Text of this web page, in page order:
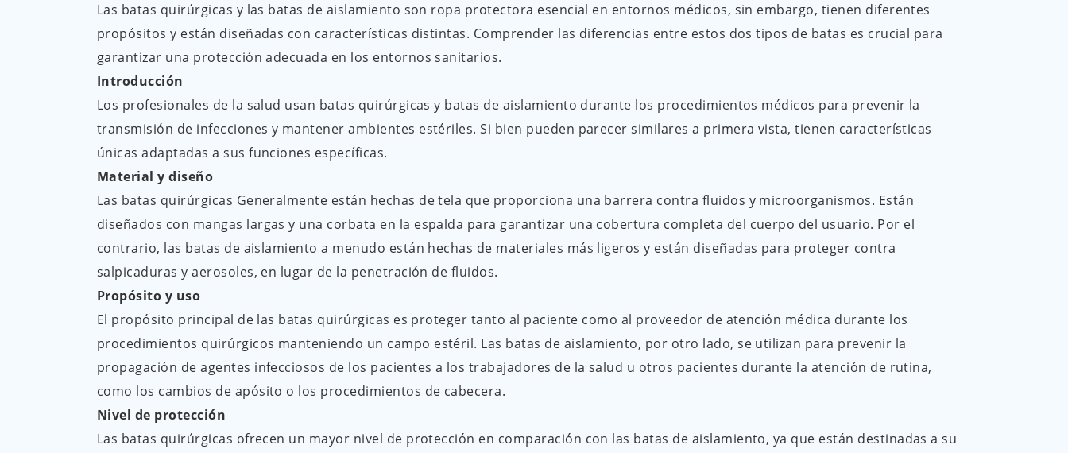
العربية
Malay
Las batas quirúrgicas y las batas de aislamiento son ropa protectora esencial en entornos médicos, sin embargo, tienen diferentes
propósitos y están diseñadas con características distintas. Comprender las diferencias entre estos dos tipos de batas es crucial para
garantizar una protección adecuada en los entornos sanitarios.
Introducción
Los profesionales de la salud usan batas quirúrgicas y batas de aislamiento durante los procedimientos médicos para prevenir la
transmisión de infecciones y mantener ambientes estériles. Si bien pueden parecer similares a primera vista, tienen características
únicas adaptadas a sus funciones específicas.
Material y diseño
Las batas quirúrgicas Generalmente están hechas de tela que proporciona una barrera contra fluidos y microorganismos. Están
diseñados con mangas largas y una corbata en la espalda para garantizar una cobertura completa del cuerpo del usuario. Por el
contrario, las batas de aislamiento a menudo están hechas de materiales más ligeros y están diseñadas para proteger contra
salpicaduras y aerosoles, en lugar de la penetración de fluidos.
Propósito y uso
El propósito principal de las batas quirúrgicas es proteger tanto al paciente como al proveedor de atención médica durante los
procedimientos quirúrgicos manteniendo un campo estéril. Las batas de aislamiento, por otro lado, se utilizan para prevenir la
propagación de agentes infecciosos de los pacientes a los trabajadores de la salud u otros pacientes durante la atención de rutina,
como los cambios de apósito o los procedimientos de cabecera.
Nivel de protección
Las batas quirúrgicas ofrecen un mayor nivel de protección en comparación con las batas de aislamiento, ya que están destinadas a su